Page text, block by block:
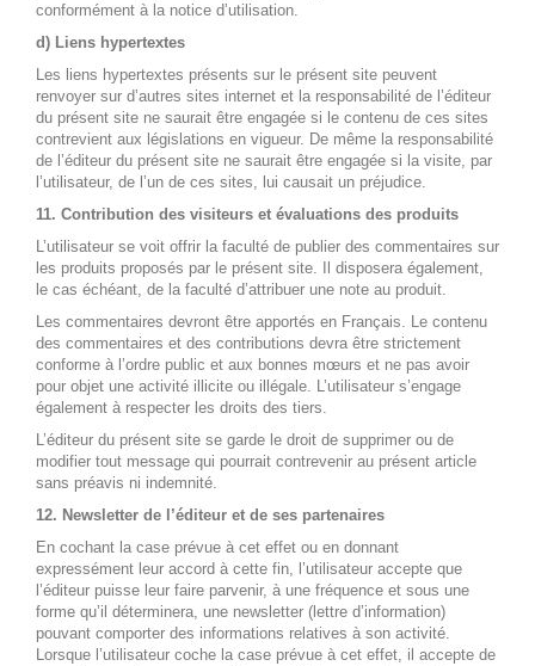
conformément à la notice d’utilisation.
d) Liens hypertextes
Les liens hypertextes présents sur le présent site peuvent
renvoyer sur d’autres sites internet et la responsabilité de l’éditeur
du présent site ne saurait être engagée si le contenu de ces sites
contrevient aux législations en vigueur. De même la responsabilité
de l’éditeur du présent site ne saurait être engagée si la visite, par
l’utilisateur, de l’un de ces sites, lui causait un préjudice.
11. Contribution des visiteurs et évaluations des produits
L’utilisateur se voit offrir la faculté de publier des commentaires sur
les produits proposés par le présent site. Il disposera également,
le cas échéant, de la faculté d’attribuer une note au produit.
Les commentaires devront être apportés en Français. Le contenu
des commentaires et des contributions devra être strictement
conforme à l’ordre public et aux bonnes mœurs et ne pas avoir
pour objet une activité illicite ou illégale. L’utilisateur s’engage
également à respecter les droits des tiers.
L’éditeur du présent site se garde le droit de supprimer ou de
modifier tout message qui pourrait contrevenir au présent article
sans préavis ni indemnité.
12. Newsletter de l’éditeur et de ses partenaires
En cochant la case prévue à cet effet ou en donnant
expressément leur accord à cette fin, l’utilisateur accepte que
l’éditeur puisse leur faire parvenir, à une fréquence et sous une
forme qu’il déterminera, une newsletter (lettre d’information)
pouvant comporter des informations relatives à son activité.
Lorsque l’utilisateur coche la case prévue à cet effet, il accepte de